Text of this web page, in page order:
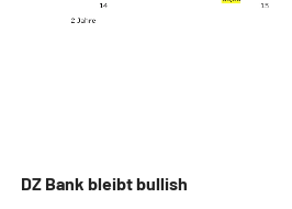
DZ Bank bleibt bullish